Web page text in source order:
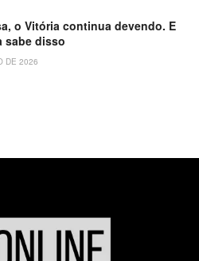
o Vitória continua devendo. E
sabe disso
DE 2026